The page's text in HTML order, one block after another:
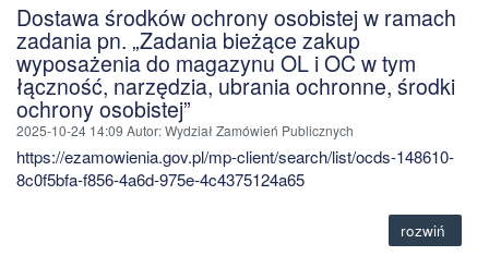
Dostawa środków ochrony osobistej w ramach
zadania pn. „Zadania bieżące zakup
wyposażenia do magazynu OL i OC w tym
łączność, narzędzia, ubrania ochronne, środki
ochrony osobistej”
2025-10-24 14:09 Autor: Wydział Zamówień Publicznych
https://ezamowienia.gov.pl/mp-client/search/list/ocds-148610-
8c0f5bfa-f856-4a6d-975e-4c4375124a65
rozwiń